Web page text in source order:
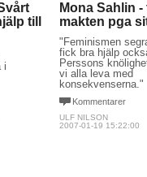
till
i
Mona Sahlin -
makten pga
"Feminismen
fick bra hjälp
Perssons
vi alla leva med
konsekvenserna."
Kommentarer
ULF NILSON
2007-01-19 15:22:00